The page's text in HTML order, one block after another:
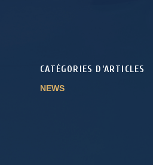
CATÉGORIES D’ARTICLES
NEWS